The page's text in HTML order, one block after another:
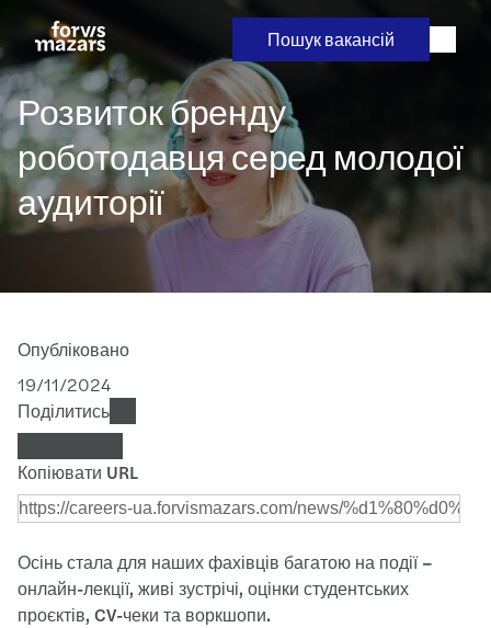
content
Пошук вакансій
Розвиток бренду
роботодавця серед молодої
аудиторії
Осінь стала для наших фахівців багатою на події –
онлайн-лекції, живі зустрічі, оцінки студентських
проєктів, CV-чеки та воркшопи.
Опубліковано
19/11/2024
Поділитись
Копіювати URL